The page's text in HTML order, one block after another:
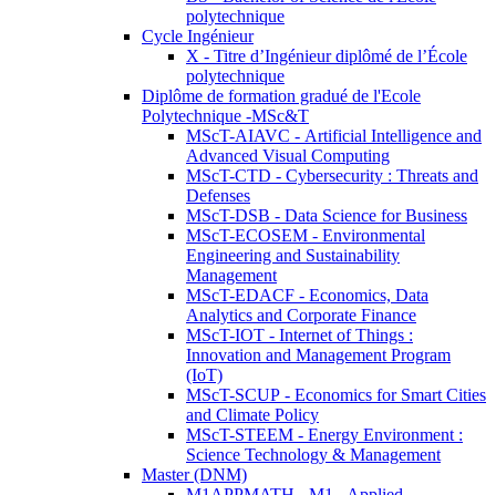
polytechnique
Cycle Ingénieur
X - Titre d’Ingénieur diplômé de l’École
polytechnique
Diplôme de formation gradué de l'Ecole
Polytechnique -MSc&T
MScT-AIAVC - Artificial Intelligence and
Advanced Visual Computing
MScT-CTD - Cybersecurity : Threats and
Defenses
MScT-DSB - Data Science for Business
MScT-ECOSEM - Environmental
Engineering and Sustainability
Management
MScT-EDACF - Economics, Data
Analytics and Corporate Finance
MScT-IOT - Internet of Things :
Innovation and Management Program
(IoT)
MScT-SCUP - Economics for Smart Cities
and Climate Policy
MScT-STEEM - Energy Environment :
Science Technology & Management
Master (DNM)